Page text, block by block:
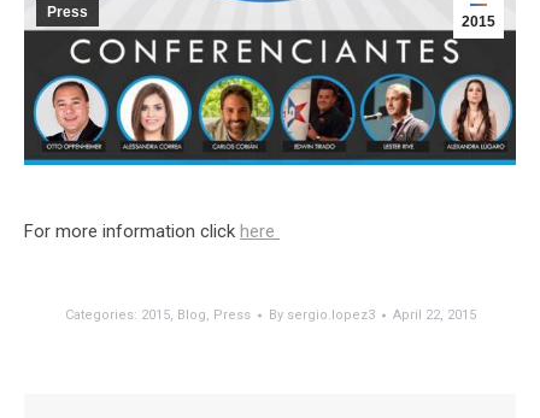
2015
Press
For more information click here
Categories: 2015, Blog, Press By sergio.lopez3 April 22, 2015